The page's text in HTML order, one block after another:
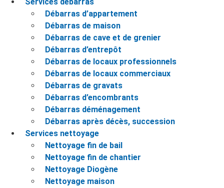
Services débarras
Débarras d’appartement
Débarras de maison
Débarras de cave et de grenier
Débarras d’entrepôt
Débarras de locaux professionnels
Débarras de locaux commerciaux
Débarras de gravats
Débarras d’encombrants
Débarras déménagement
Débarras après décès, succession
Services nettoyage
Nettoyage fin de bail
Nettoyage fin de chantier
Nettoyage Diogène
Nettoyage maison